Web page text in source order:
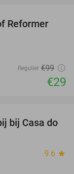
71%
Reformer
Regulier €99
€29
34%
bij Casa do
9.6 star